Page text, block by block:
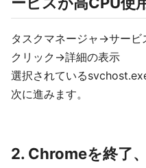
タスクマネージャ->サー
クリック->詳細の表示
選択されている
次に進みます。
2. Chromeを終了